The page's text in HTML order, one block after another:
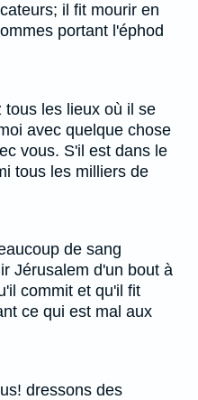
il fit mourir en
portant l'éphod
tous les lieux où il se
avec quelque chose
vous. S'il est dans le
tous les milliers de
de sang
Jérusalem d'un bout à
commit et qu'il fit
ce qui est mal aux
dressons des